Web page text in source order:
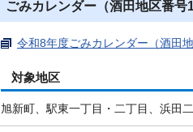
ごみカレンダー（酒田地区番号1
令和8年度ごみカレンダー（酒田
対象地区
旭新町、駅東一丁目・二丁目、浜田